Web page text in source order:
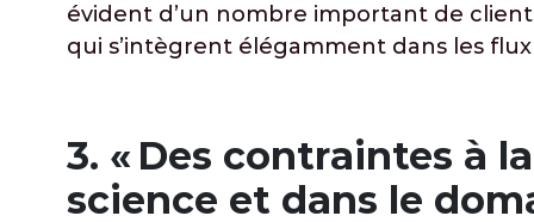
évident d’un nombre important de
qui s’intègrent élégamment dans les
3. « Des contraintes à
science et dans le